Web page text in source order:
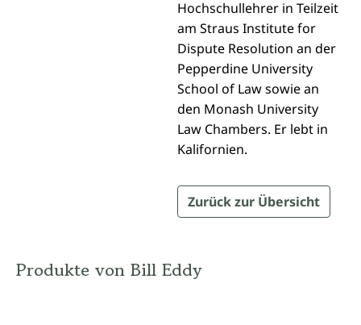
Hochschullehrer in Teilzeit
am Straus Institute for
Dispute Resolution an der
Pepperdine University
School of Law sowie an
den Monash University
Law Chambers. Er lebt in
Kalifornien.
Zurück zur Übersicht
Produkte von Bill Eddy